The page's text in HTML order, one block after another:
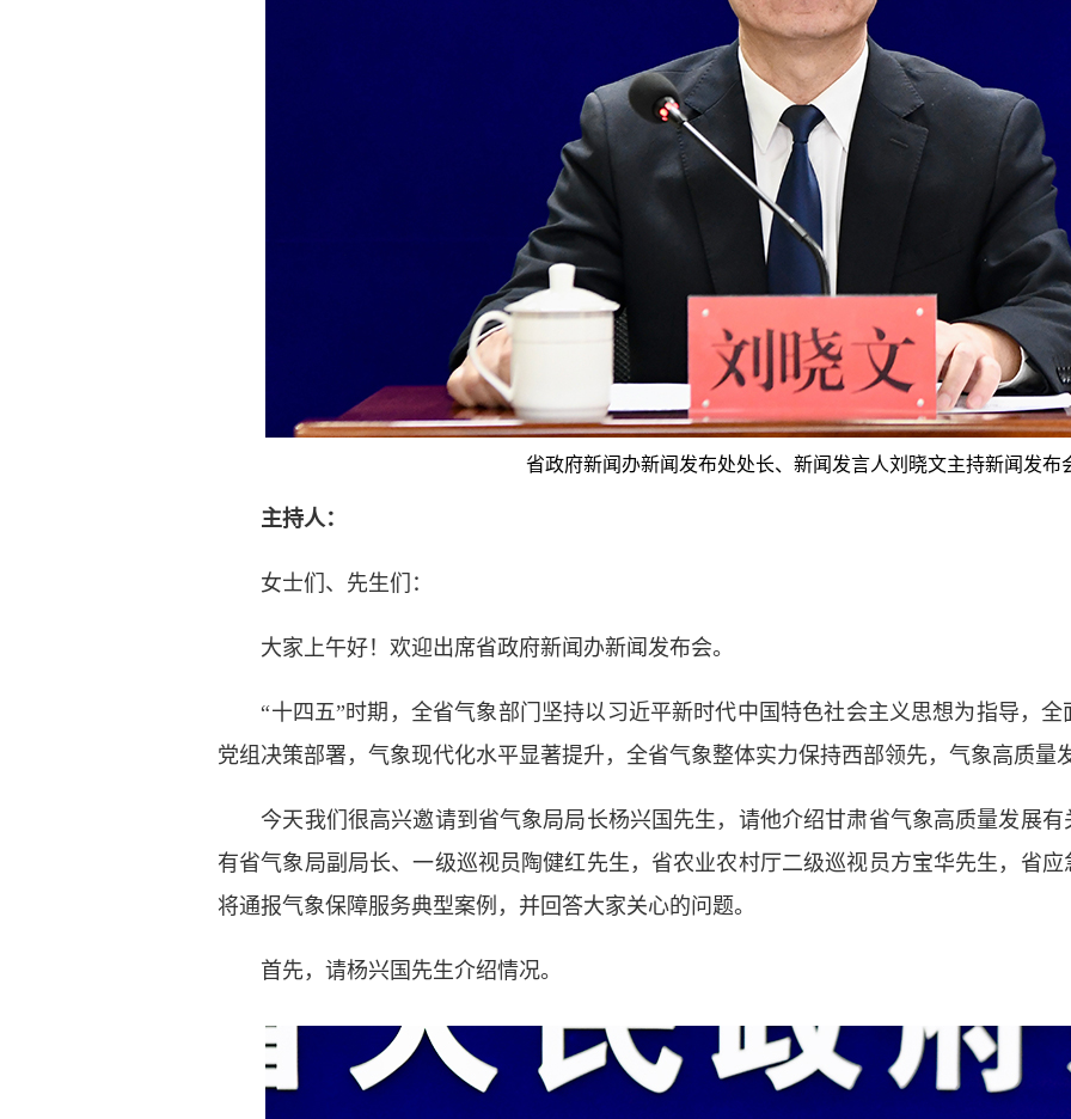
省政府新闻办新闻发布处处长、新闻发言人刘晓文主持新闻发布
主持人：
女士们、先生们：
大家上午好！欢迎出席省政府新闻办新闻发布会。
“十四五”时期，全省气象部门坚持以习近平新时代中国特色社会主义思想为指导，全
党组决策部署，气象现代化水平显著提升，全省气象整体实力保持西部领先，气象高质量
今天我们很高兴邀请到省气象局局长杨兴国先生，请他介绍甘肃省气象高质量发展有
有省气象局副局长、一级巡视员陶健红先生，省农业农村厅二级巡视员方宝华先生，省
将通报气象保障服务典型案例，并回答大家关心的问题。
首先，请杨兴国先生介绍情况。